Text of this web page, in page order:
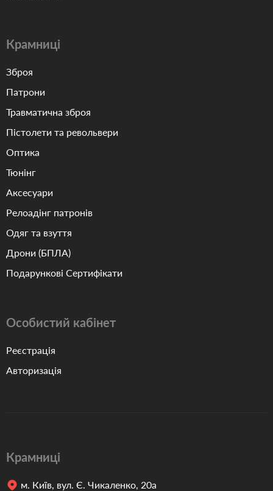
Крамниці
Зброя
Патрони
Травматична зброя
Пістолети та револьвери
Оптика
Тюнінг
Аксесуари
Релоадінг патронів
Одяг та взуття
Дрони (БПЛА)
Подарункові Сертифікати
Особистий кабінет
Реєстрація
Авторизація
Крамниці
м. Київ, вул. Є. Чикаленко, 20а